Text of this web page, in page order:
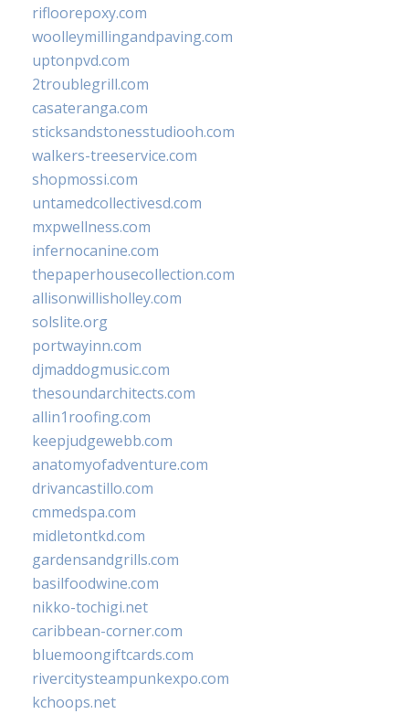
rifloorepoxy.com
woolleymillingandpaving.com
uptonpvd.com
2troublegrill.com
casateranga.com
sticksandstonesstudiooh.com
walkers-treeservice.com
shopmossi.com
untamedcollectivesd.com
mxpwellness.com
infernocanine.com
thepaperhousecollection.com
allisonwillisholley.com
solslite.org
portwayinn.com
djmaddogmusic.com
thesoundarchitects.com
allin1roofing.com
keepjudgewebb.com
anatomyofadventure.com
drivancastillo.com
cmmedspa.com
midletontkd.com
gardensandgrills.com
basilfoodwine.com
nikko-tochigi.net
caribbean-corner.com
bluemoongiftcards.com
rivercitysteampunkexpo.com
kchoops.net